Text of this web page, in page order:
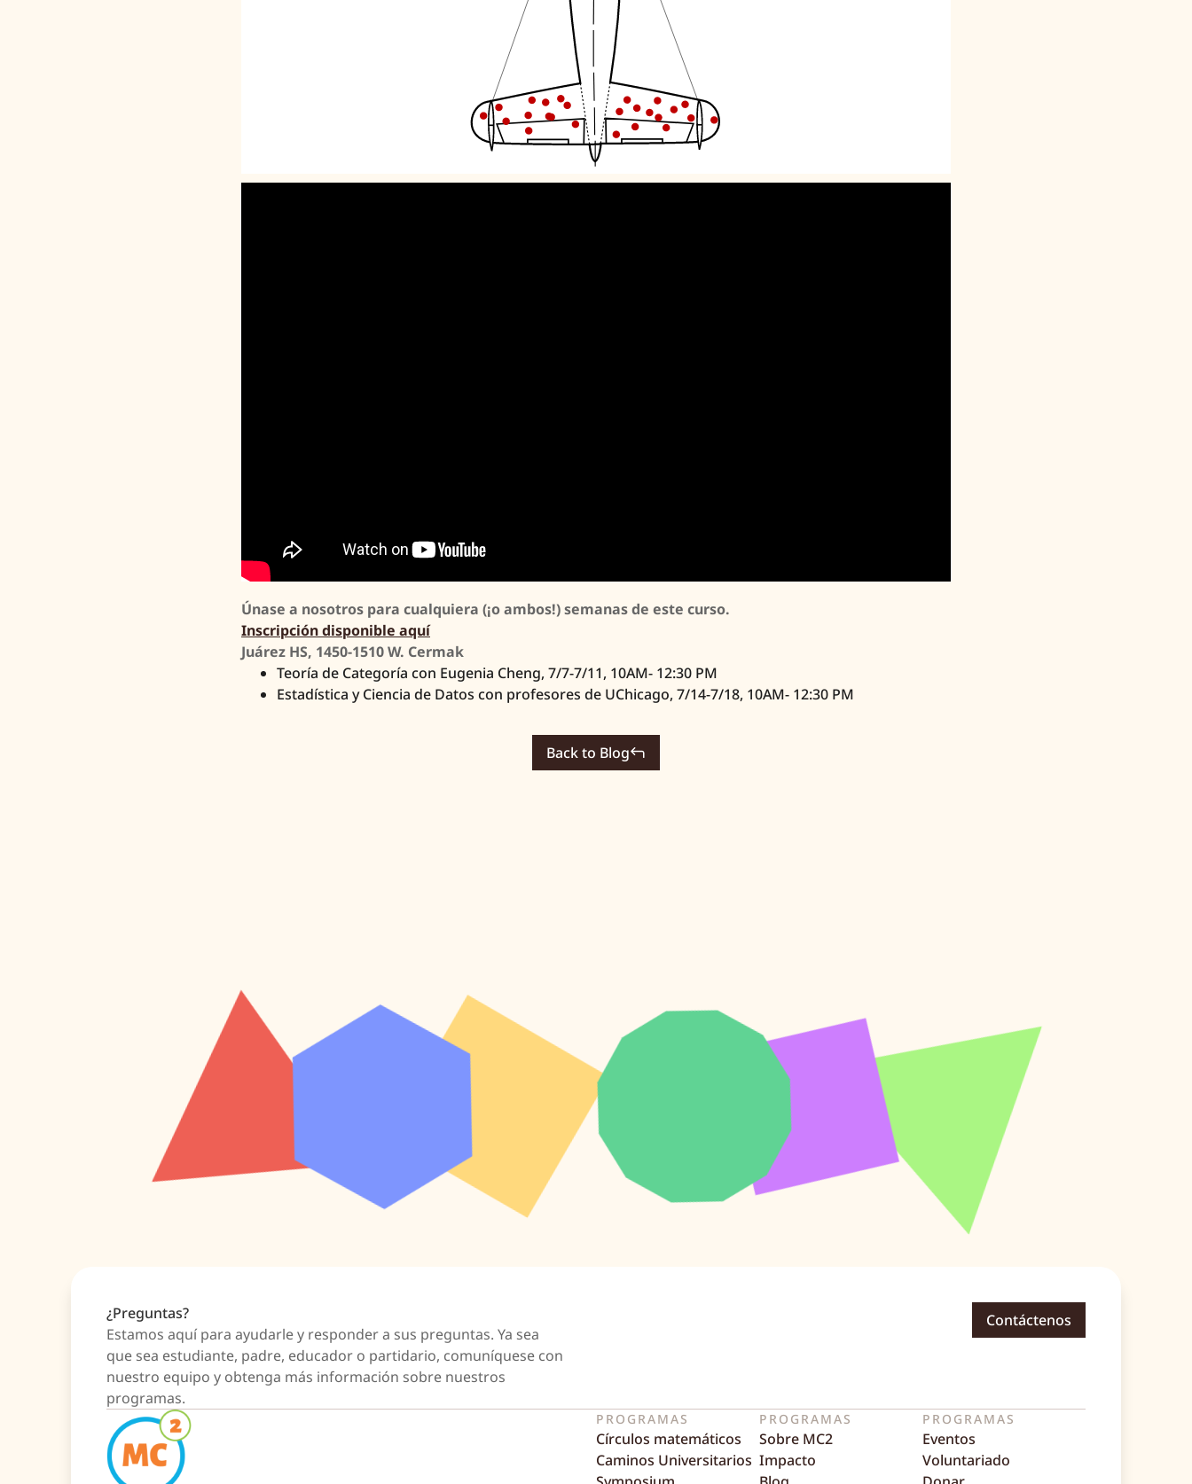
Únase a nosotros para cualquiera (¡o ambos!) semanas de este curso.
Inscripción disponible aquí
Juárez HS, 1450-1510 W. Cermak
Teoría de Categoría con Eugenia Cheng, 7/7-7/11, 10AM- 12:30 PM
Estadística y Ciencia de Datos con profesores de UChicago, 7/14-7/18, 10AM- 12:30 PM
Back to Blog
¿Preguntas?
Estamos aquí para ayudarle y responder a sus preguntas. Ya sea
que sea estudiante, padre, educador o partidario, comuníquese con
nuestro equipo y obtenga más información sobre nuestros
programas.
Contáctenos
PROGRAMAS
Círculos matemáticos
Caminos Universitarios
PROGRAMAS
Sobre MC2
Impacto
PROGRAMAS
Eventos
Voluntariado